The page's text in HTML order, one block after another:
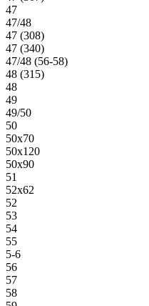
47
47/48
47 (308)
47 (340)
47/48 (56-58)
48 (315)
48
49
49/50
50
50х70
50х120
50х90
51
52х62
52
53
54
55
5-6
56
57
58